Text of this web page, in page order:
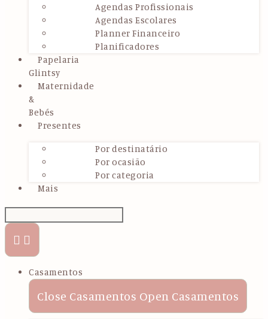
Agendas Profissionais
Agendas Escolares
Planner Financeiro
Planificadores
Papelaria
Glintsy
Maternidade
&
Bebés
Presentes
Por destinatário
Por ocasião
Por categoria
Mais
Casamentos
Close Casamentos Open Casamentos